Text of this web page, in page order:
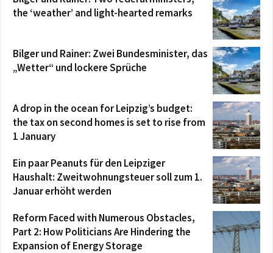
the ‘weather’ and light-hearted remarks
Bilger und Rainer: Zwei Bundesminister, das
„Wetter“ und lockere Sprüche
A drop in the ocean for Leipzig’s budget:
the tax on second homes is set to rise from
1 January
Ein paar Peanuts für den Leipziger
Haushalt: Zweitwohnungsteuer soll zum 1.
Januar erhöht werden
Reform Faced with Numerous Obstacles,
Part 2: How Politicians Are Hindering the
Expansion of Energy Storage